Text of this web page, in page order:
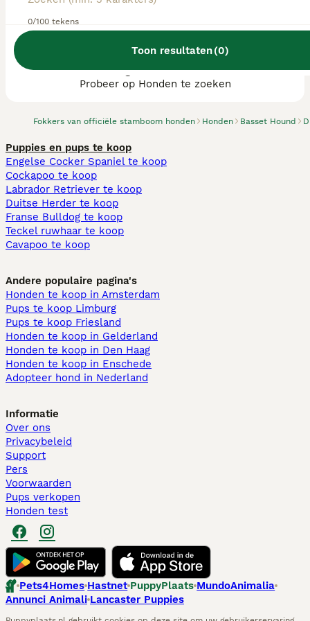
0/100 tekens
Toon resultaten(0)
Fokkers van officiële stamboom honden Honden Basset Hound
We hebben 0 Basset Hound fokkers, Tynaarlo
gevonden.
Probeer op Honden te zoeken
Puppies en pups te koop
Engelse Cocker Spaniel te koop
Cockapoo te koop
Labrador Retriever te koop
Duitse Herder te koop
Franse Bulldog te koop
Teckel ruwhaar te koop
Cavapoo te koop
Andere populaire pagina's
Honden te koop in Amsterdam
Pups te koop Limburg​
Pups te koop Friesland​
Honden te koop in Gelderland
Honden te koop in Den Haag
Honden te koop in Enschede
Adopteer hond in Nederland
Informatie
Over ons
Privacybeleid
Support
Pers
Voorwaarden
Pups verkopen
Honden test
Pets4Homes Hastnet PuppyPlaats MundoAnimalia
Annunci Animali Lancaster Puppies